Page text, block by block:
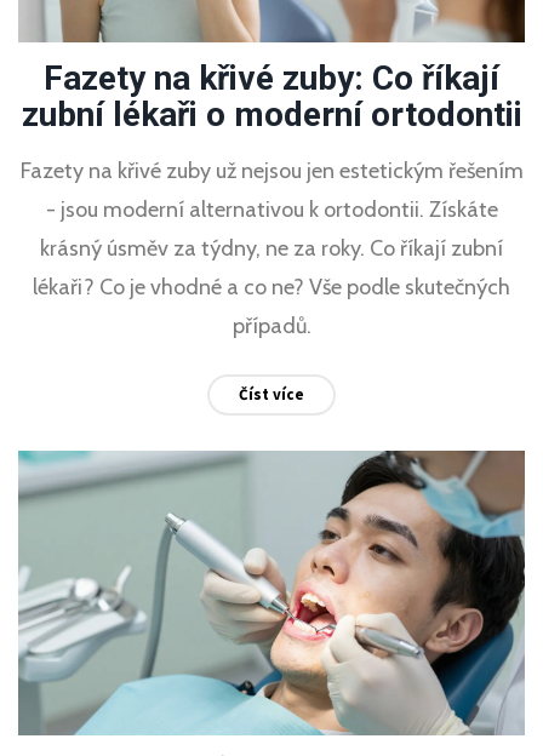
Fazety na křivé zuby: Co říkají
zubní lékaři o moderní ortodontii
Fazety na křivé zuby už nejsou jen estetickým řešením
- jsou moderní alternativou k ortodontii. Získáte
krásný úsměv za týdny, ne za roky. Co říkají zubní
lékaři? Co je vhodné a co ne? Vše podle skutečných
případů.
Číst více